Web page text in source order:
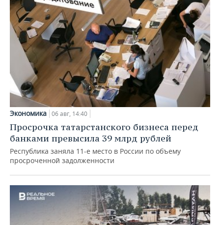
Экономика 06 авг, 14:40
Просрочка татарстанского бизнеса перед
банками превысила 39 млрд рублей
Республика заняла 11-е место в России по объему
просроченной задолженности